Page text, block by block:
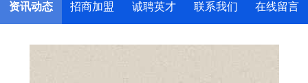
资讯动态 招商加盟 诚聘英才 联系我们 在线留言